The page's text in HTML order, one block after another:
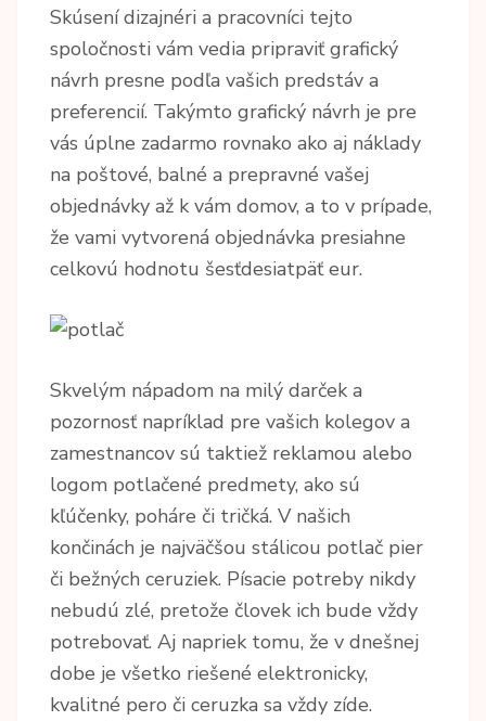
Skúsení dizajnéri a pracovníci tejto
spoločnosti vám vedia pripraviť grafický
návrh presne podľa vašich predstáv a
preferencií. Takýmto grafický návrh je pre
vás úplne zadarmo rovnako ako aj náklady
na poštové, balné a prepravné vašej
objednávky až k vám domov, a to v prípade,
že vami vytvorená objednávka presiahne
celkovú hodnotu šesťdesiatpäť eur.
Skvelým nápadom na milý darček a
pozornosť napríklad pre vašich kolegov a
zamestnancov sú taktiež reklamou alebo
logom potlačené predmety, ako sú
kľúčenky, poháre či tričká. V našich
končinách je najväčšou stálicou potlač pier
či bežných ceruziek. Písacie potreby nikdy
nebudú zlé, pretože človek ich bude vždy
potrebovať. Aj napriek tomu, že v dnešnej
dobe je všetko riešené elektronicky,
kvalitné pero či ceruzka sa vždy zíde.